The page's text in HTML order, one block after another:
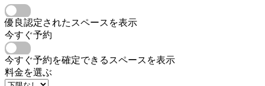
優良認定されたスペースを表示
今すぐ予約
今すぐ予約を確定できるスペースを表示
料金を選ぶ